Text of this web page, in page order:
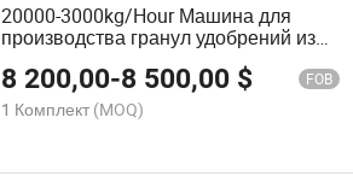
20000-3000kg/Hour Машина для
производства гранул удобрений из
куриного навоза типа плоской
матрицы
8 200,00-8 500,00 $ FOB
1 Комплект (MOQ)